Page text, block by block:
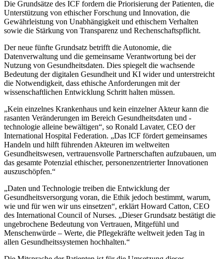
Die Grundsätze des ICF fordern die Priorisierung der Patienten, die
Unterstützung von ethischer Forschung und Innovation, die
Gewährleistung von Unabhängigkeit und ethischem Verhalten
sowie die Stärkung von Transparenz und Rechenschaftspflicht.
Der neue fünfte Grundsatz betrifft die Autonomie, die
Datenverwaltung und die gemeinsame Verantwortung bei der
Nutzung von Gesundheitsdaten. Dies spiegelt die wachsende
Bedeutung der digitalen Gesundheit und KI wider und unterstreicht
die Notwendigkeit, dass ethische Anforderungen mit der
wissenschaftlichen Entwicklung Schritt halten müssen.
„Kein einzelnes Krankenhaus und kein einzelner Akteur kann die
rasanten Veränderungen im Bereich Gesundheitsdaten und -
technologie alleine bewältigen“, so Ronald Lavater, CEO der
International Hospital Federation. „Das ICF fördert gemeinsames
Handeln und hilft führenden Akteuren im weltweiten
Gesundheitswesen, vertrauensvolle Partnerschaften aufzubauen, um
das gesamte Potenzial ethischer, personenzentrierter Innovationen
auszuschöpfen.“
„Daten und Technologie treiben die Entwicklung der
Gesundheitsversorgung voran, die Ethik jedoch bestimmt, warum,
wie und für wen wir uns einsetzen“, erklärt Howard Catton, CEO
des International Council of Nurses. „Dieser Grundsatz bestätigt die
ungebrochene Bedeutung von Vertrauen, Mitgefühl und
Menschenwürde – Werte, die Pflegekräfte weltweit jeden Tag in
allen Gesundheitssystemen hochhalten.“